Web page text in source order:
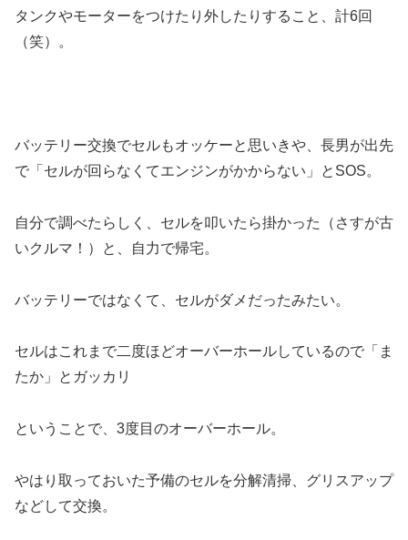
タンクやモーターをつけたり外したりすること、計6回
（笑）。
バッテリー交換でセルもオッケーと思いきや、長男が出先
で「セルが回らなくてエンジンがかからない」とSOS。
自分で調べたらしく、セルを叩いたら掛かった（さすが古
いクルマ！）と、自力で帰宅。
バッテリーではなくて、セルがダメだったみたい。
セルはこれまで二度ほどオーバーホールしているので「ま
たか」とガッカリ
ということで、3度目のオーバーホール。
やはり取っておいた予備のセルを分解清掃、グリスアップ
などして交換。